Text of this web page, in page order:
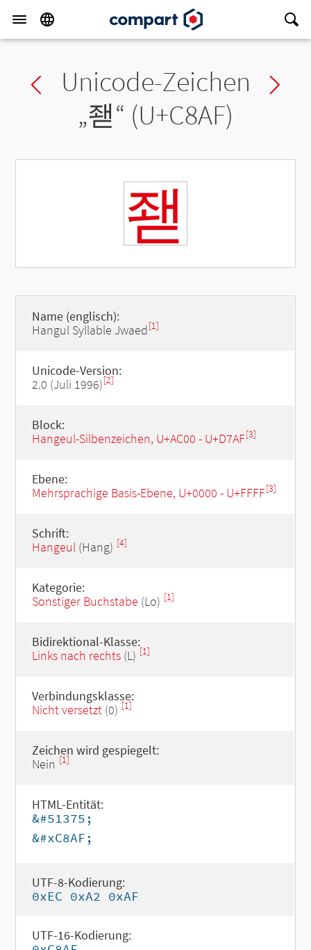
Previous char
Unicode-Zeichen
„좯“ (U+C8AF)
좯
Name (englisch):
Hangul Syllable Jwaed[1]
Unicode-Version:
2.0 (Juli 1996)[2]
Block:
Hangeul-Silbenzeichen, U+AC00 - U+D7AF[3]
Ebene:
Mehrsprachige Basis-Ebene, U+0000 - U+FFFF[3]
Schrift:
Hangeul(Hang) [4]
Kategorie:
Sonstiger Buchstabe (Lo) [1]
Bidirektional-Klasse:
Links nach rechts(L) [1]
Verbindungsklasse:
Nicht versetzt(0) [1]
Zeichen wird gespiegelt:
Nein [1]
HTML-Entität:
&#51375;
&#xC8AF;
UTF-8-Kodierung:
0xEC 0xA2 0xAF
UTF-16-Kodierung: